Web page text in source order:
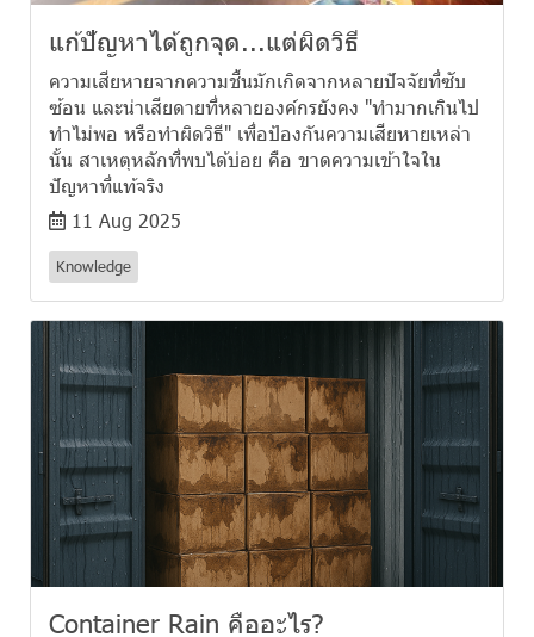
แก้ปัญหาได้ถูกจุด...แต่ผิดวิธี
ความเสียหายจากความชื้นมักเกิดจากหลายปัจจัยที่ซับ
ซ้อน และน่าเสียดายที่หลายองค์กรยังคง "ทำมากเกินไป
ทำไม่พอ หรือทำผิดวิธี" เพื่อป้องกันความเสียหายเหล่า
นั้น สาเหตุหลักที่พบได้บ่อย คือ ขาดความเข้าใจใน
ปัญหาที่แท้จริง
11 Aug 2025
Knowledge
Container Rain คืออะไร?